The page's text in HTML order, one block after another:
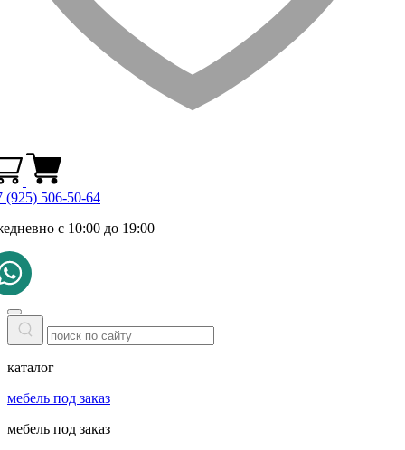
(925) 506-50-64
с 10:00 до 19:00
каталог
мебель под заказ
мебель под заказ